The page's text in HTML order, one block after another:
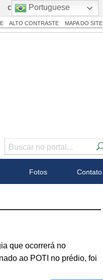
Canais
ALTO CONTRASTE MAPA DO SITE
Fotos Contato
que ocorrerá no
ao POTI no prédio, foi
Portuguese